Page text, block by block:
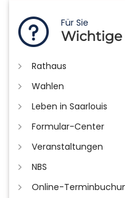
Für Sie
Rathaus
Wahlen
Leben in Saarlouis
Formular-Center
Veranstaltungen
NBS
Online-